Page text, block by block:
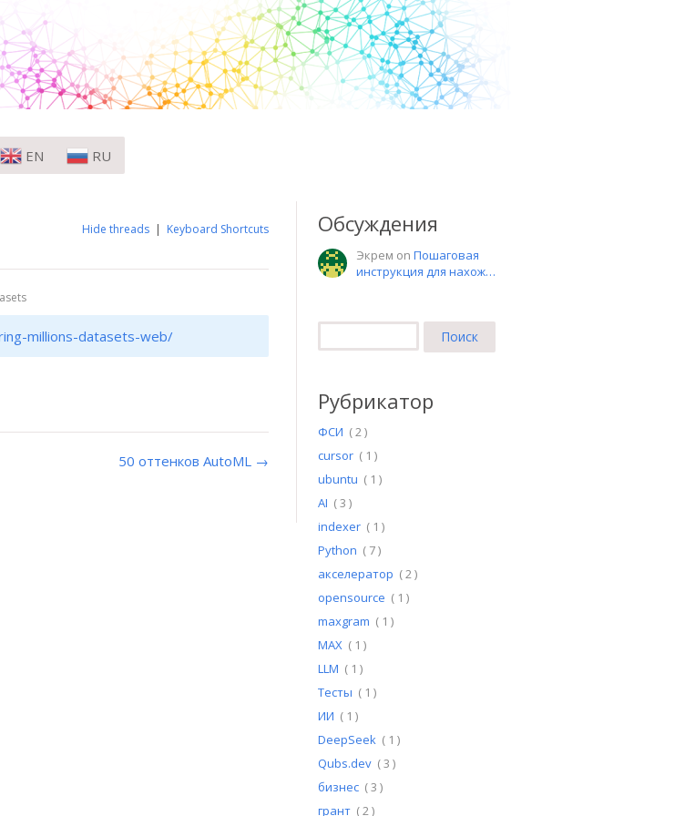
EN RU
Hide threads | Keyboard Shortcuts
millions-datasets-web/
50 оттенков AutoML →
Обсуждения
Экрем on Пошаговая
инструкция для нахож…
Найти:
Рубрикатор
ФСИ ( 2 )
cursor( 1 )
ubuntu ( 1 )
AI ( 3 )
indexer( 1 )
Python ( 7 )
акселератор ( 2 )
opensource ( 1 )
maxgram ( 1 )
MAX( 1 )
LLM ( 1 )
Тесты ( 1 )
ИИ ( 1 )
DeepSeek( 1 )
Qubs.dev( 3 )
бизнес( 3 )
грант( 2 )